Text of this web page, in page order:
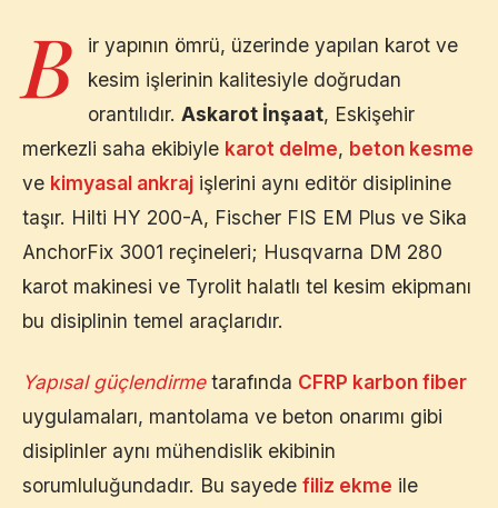
B
ir yapının ömrü, üzerinde yapılan karot ve
kesim işlerinin kalitesiyle doğrudan
orantılıdır. Askarot İnşaat, Eskişehir
merkezli saha ekibiyle karot delme, beton kesme
ve kimyasal ankraj işlerini aynı editör disiplinine
taşır. Hilti HY 200-A, Fischer FIS EM Plus ve Sika
AnchorFix 3001 reçineleri; Husqvarna DM 280
karot makinesi ve Tyrolit halatlı tel kesim ekipmanı
bu disiplinin temel araçlarıdır.
Yapısal güçlendirmetarafında CFRP karbon fiber
uygulamaları, mantolama ve beton onarımı gibi
disiplinler aynı mühendislik ekibinin
sorumluluğundadır. Bu sayede filiz ekme ile